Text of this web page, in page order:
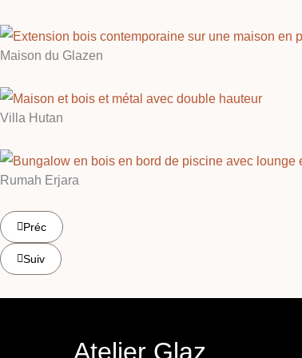
Maison du Glazen
Villa Hutan
Rumah Erjara
Préc
Suiv
Atelier Glaz